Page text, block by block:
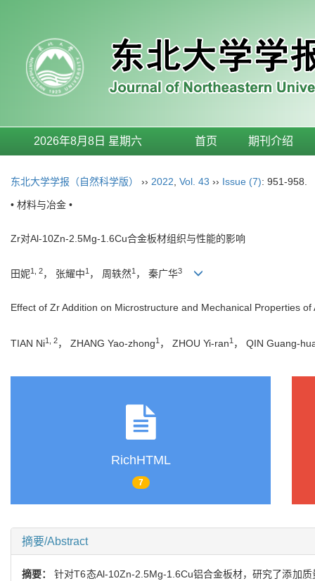
2026年8月8日 星期六 首页 期刊介绍
东北大学学报（自然科学版） ›› 2022 Vol. 43 ›› Issue (7): 951-958.
• 材料与冶金 •
Zr对Al-10Zn-2.5Mg-1.6Cu合金板材组织与性能的影响
田妮1, 2， 张耀中1 ， 周轶然1 ， 秦广华3
Effect of Zr Addition on Microstructure and Mechanical Properties
TIAN Ni1, 2， ZHANG Yao-zhong1 ， ZHOU Yi-ran1 ， QIN Guang-
RichHTML
7
摘要/Abstract
摘要：针对T6态Al-10Zn-2.5Mg-1.6Cu铝合金板材，研究了添加